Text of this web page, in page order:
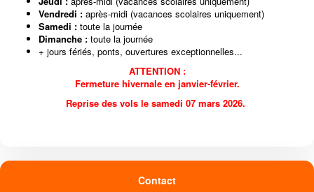
Vendredi : après-midi (vacances scolaires uniquement)
Samedi : toute la journée
Dimanche : toute la journée
+ jours fériés, ponts, ouvertures exceptionnelles...
ATTENTION :
Fermeture hivernaleen janvier-février.
Reprise des vols le samedi 07 mars 2026.
Contact